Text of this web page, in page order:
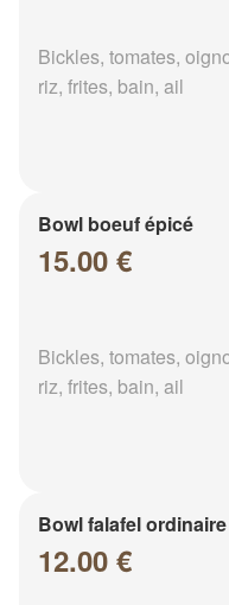
Bickles, tomates,
riz, frites, bain, ail
Bowl boeuf épicé
15.00 €
Bickles, tomates,
riz, frites, bain, ail
Bowl falafel ordinaire
12.00 €